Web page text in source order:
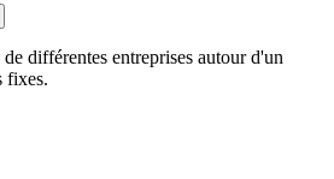
différentes entreprises autour d'un
fixes.